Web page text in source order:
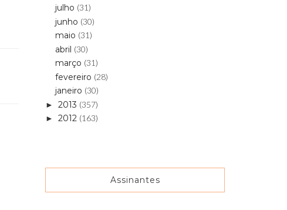
julho (31)
junho (30)
maio (31)
abril (30)
março (31)
fevereiro (28)
janeiro (30)
► 2013 (357)
► 2012 (163)
Assinantes